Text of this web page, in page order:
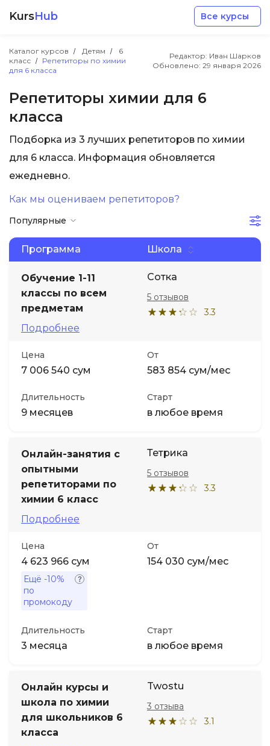
KursHub Все курсы
Каталог курсов Детям
6
класс
Репетиторы по химии
для 6 класса
Редактор: Иван Шарков
Обновлено: 29 января 2026
Репетиторы химии для 6
класса
Подборка из 3 лучших репетиторов по химии
для 6 класса. Информация обновляется
ежедневно.
Как мы оцениваем репетиторов?
Популярные
Программа Школа
Обучение 1-11
классы по всем
предметам
Подробнее
Сотка
3.3
5 отзывов
Цена
7 006 540 сум
От
583 854 сум/мес
Длительность
9 месяцев
Старт
в любое время
Онлайн-занятия с
опытными
репетиторами по
химии 6 класс
Подробнее
Тетрика
3.3
5 отзывов
Цена
4 623 966 сум
Ещё -10%
по
промокоду
От
154 030 сум/мес
Длительность
3 месяца
Старт
в любое время
Онлайн курсы и
школа по химии
для школьников 6
класса
Twostu
3.1
3 отзыва
Маркетинг
Дизайн
Менеджмент
Иностранные языки
Soft Skills
ДПО
Детям